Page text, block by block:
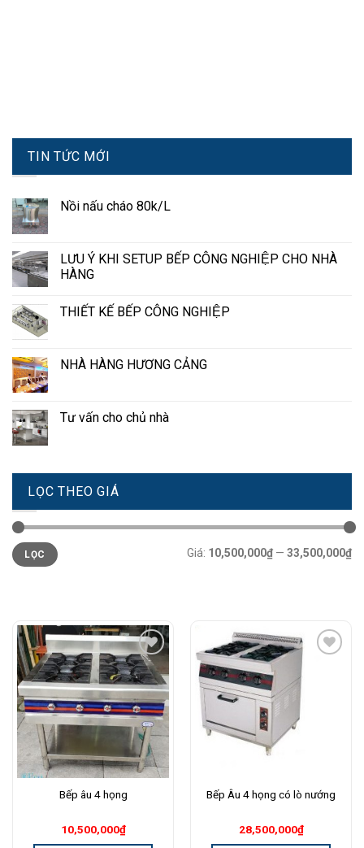
TIN TỨC MỚI
Nồi nấu cháo 80k/L
LƯU Ý KHI SETUP BẾP CÔNG NGHIỆP CHO NHÀ
HÀNG
THIẾT KẾ BẾP CÔNG NGHIỆP
NHÀ HÀNG HƯƠNG CẢNG
Tư vấn cho chủ nhà
LỌC THEO GIÁ
Giá
tối
thiểu
Giá
tối
đa
LỌC Giá: 10,500,000₫ — 33,500,000₫
Add to
Wishlist
Bếp âu 4 họng
10,500,000₫
Bếp Âu 4 họng có lò nướng
28,500,000₫